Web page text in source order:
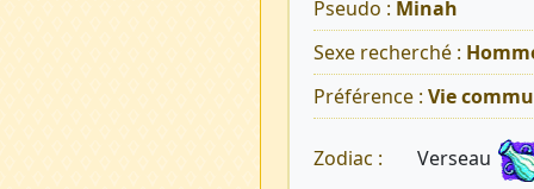
Pseudo : Minah
Sexe recherché :
Préférence : Vie
Zodiac : Verseau